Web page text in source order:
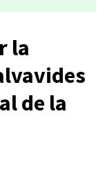
la
de la